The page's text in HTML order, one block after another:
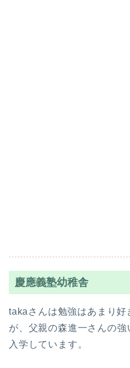
慶應義塾幼稚舎
takaさんは勉強はあまり好
が、父親の森進一さんの
入学しています。